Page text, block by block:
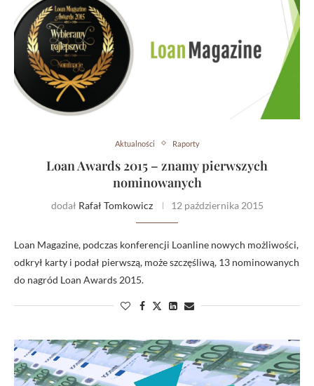
Aktualności Raporty
Loan Awards 2015 – znamy pierwszych
nominowanych
dodał Rafał Tomkowicz 12 października 2015
Loan Magazine, podczas konferencji Loanline nowych możliwości,
odkrył karty i podał pierwszą, może szczęśliwą, 13 nominowanych
do nagród Loan Awards 2015.